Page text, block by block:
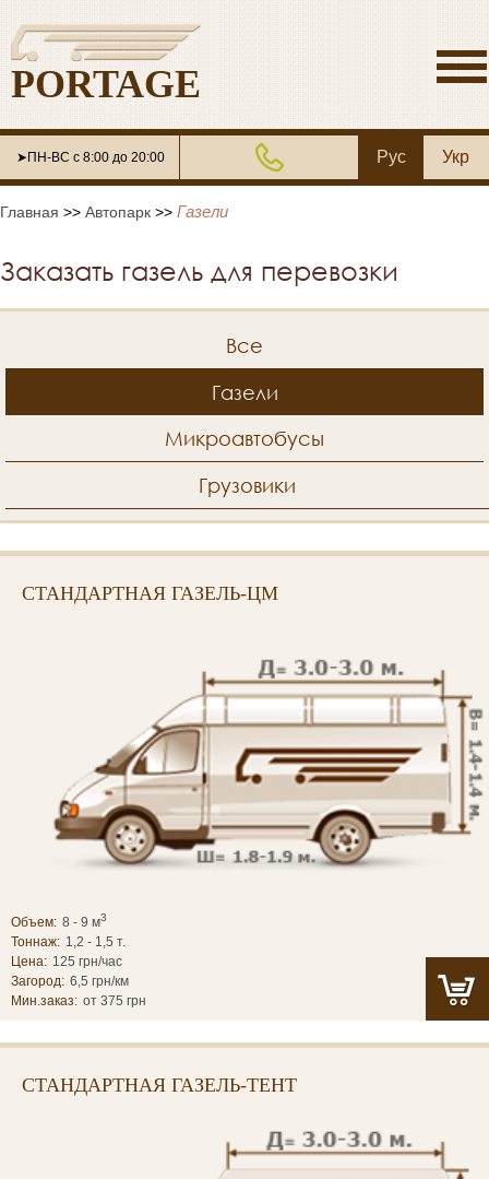
PORTAGE
➤ПН-ВС с 8:00 до 20:00 Рус Укр
Главная >> Автопарк >> Газели
Заказать газель для перевозки
Все
Газели
Микроавтобусы
Грузовики
СТАНДАРТНАЯ ГАЗЕЛЬ-ЦМ
Объем: 8 - 9 м3
Тоннаж: 1,2 - 1,5 т.
Цена: 125 грн/час
Загород: 6,5 грн/км
Мин.заказ: от 375 грн
СТАНДАРТНАЯ ГАЗЕЛЬ-ТЕНТ